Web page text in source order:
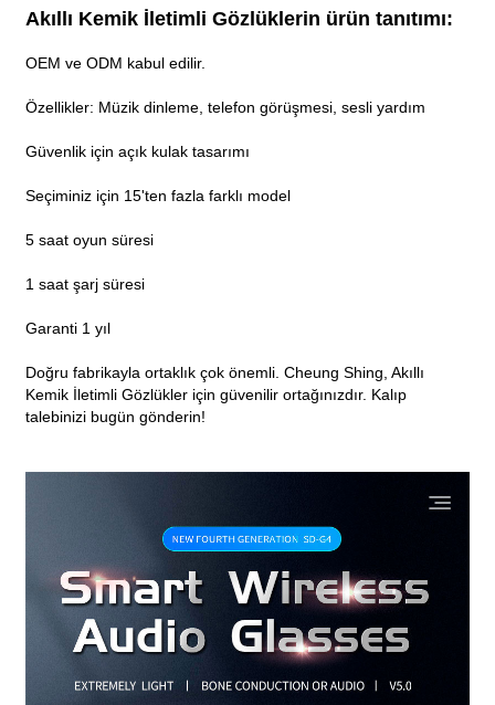
Akıllı Kemik İletimli Gözlüklerin ürün tanıtımı:
OEM ve ODM kabul edilir.
Özellikler: Müzik dinleme, telefon görüşmesi, sesli yardım
Güvenlik için açık kulak tasarımı
Seçiminiz için 15'ten fazla farklı model
5 saat oyun süresi
1 saat şarj süresi
Garanti 1 yıl
Doğru fabrikayla ortaklık çok önemli. Cheung Shing, Akıllı
Kemik İletimli Gözlükler için güvenilir ortağınızdır. Kalıp
talebinizi bugün gönderin!